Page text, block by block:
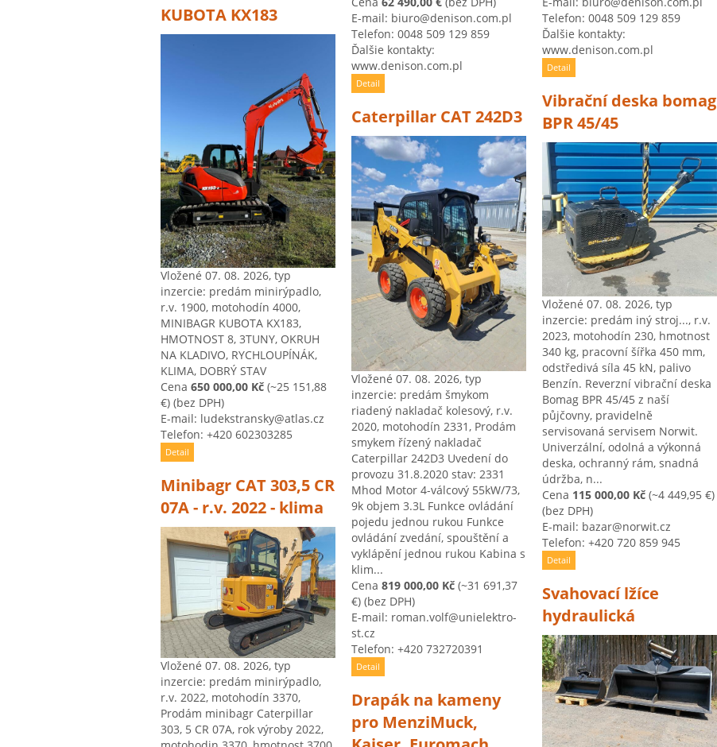
KUBOTA KX183
Vložené 07. 08. 2026, typ
inzercie: predám minirýpadlo,
r.v. 1900, motohodín 4000,
MINIBAGR KUBOTA KX183,
HMOTNOST 8, 3TUNY, OKRUH
NA KLADIVO, RYCHLOUPÍNÁK,
KLIMA, DOBRÝ STAV
Cena 650 000,00 Kč (~25 151,88
€) (bez DPH)
E-mail: ludekstransky@atlas.cz
Telefon: +420 602303285
Detail
Minibagr CAT 303,5 CR
07A - r.v. 2022 - klima
Vložené 07. 08. 2026, typ
inzercie: predám minirýpadlo,
r.v. 2022, motohodín 3370,
Prodám minibagr Caterpillar
303, 5 CR 07A, rok výroby 2022,
E-mail: biuro@denison.com.pl
Telefon: 0048 509 129 859
Ďalšie kontakty:
www.denison.com.pl
Detail
Caterpillar CAT 242D3
Vložené 07. 08. 2026, typ
inzercie: predám šmykom
riadený nakladač kolesový, r.v.
2020, motohodín 2331, Prodám
smykem řízený nakladač
Caterpillar 242D3 Uvedení do
provozu 31.8.2020 stav: 2331
Mhod Motor 4-válcový 55kW/73,
9k objem 3.3L Funkce ovládání
pojedu jednou rukou Funkce
ovládání zvedání, spouštění a
vyklápění jednou rukou Kabina s
klim...
Cena 819 000,00 Kč (~31 691,37
€) (bez DPH)
E-mail: roman.volf@unielektro-
st.cz
Telefon: +420 732720391
Detail
Drapák na kameny
pro MenziMuck,
Telefon: 0048 509 129 859
Ďalšie kontakty:
www.denison.com.pl
Detail
Vibrační deska bomag
BPR 45/45
Vložené 07. 08. 2026, typ
inzercie: predám iný stroj..., r.v.
2023, motohodín 230, hmotnost
340 kg, pracovní šířka 450 mm,
odstředivá síla 45 kN, palivo
Benzín. Reverzní vibrační deska
Bomag BPR 45/45 z naší
půjčovny, pravidelně
servisovaná servisem Norwit.
Univerzální, odolná a výkonná
deska, ochranný rám, snadná
údržba, n...
Cena 115 000,00 Kč (~4 449,95 €)
(bez DPH)
E-mail: bazar@norwit.cz
Telefon: +420 720 859 945
Detail
Svahovací lžíce
hydraulická